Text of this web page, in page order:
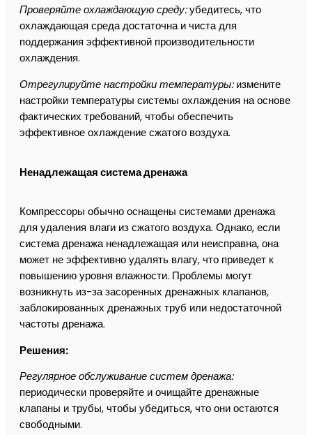
Проверяйте охлаждающую среду:убедитесь, что
охлаждающая среда достаточна и чиста для
поддержания эффективной производительности
охлаждения.
Отрегулируйте настройки температуры:измените
настройки температуры системы охлаждения на основе
фактических требований, чтобы обеспечить
эффективное охлаждение сжатого воздуха.
Ненадлежащая система дренажа
Компрессоры обычно оснащены системами дренажа
для удаления влаги из сжатого воздуха. Однако, если
система дренажа ненадлежащая или неисправна, она
может не эффективно удалять влагу, что приведет к
повышению уровня влажности. Проблемы могут
возникнуть из-за засоренных дренажных клапанов,
заблокированных дренажных труб или недостаточной
частоты дренажа.
Решения:
Регулярное обслуживание систем дренажа:
периодически проверяйте и очищайте дренажные
клапаны и трубы, чтобы убедиться, что они остаются
свободными.